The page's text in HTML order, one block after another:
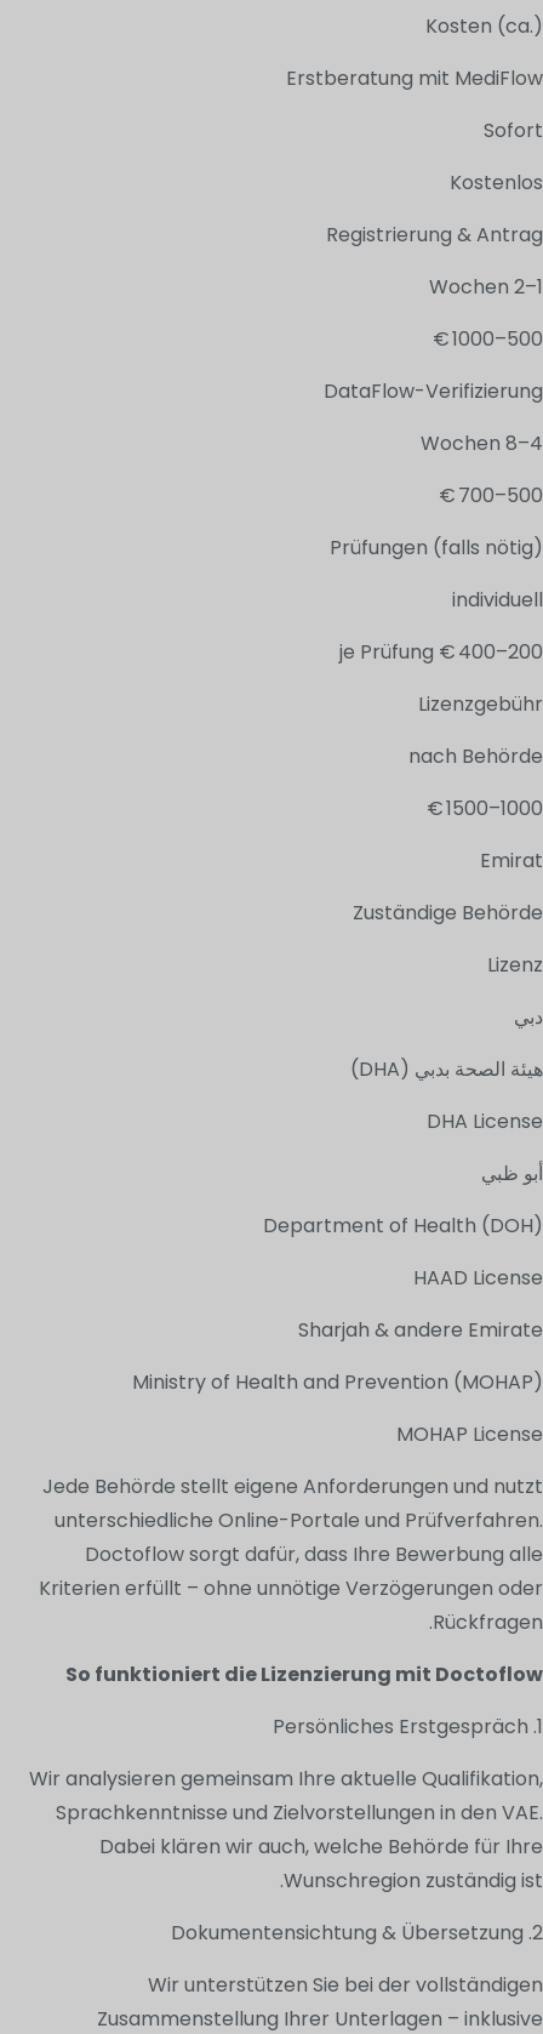
Kosten (ca.)
Erstberatung mit MediFlow
Sofort
Kostenlos
Registrierung & Antrag
1–2 Wochen
500–1000 €
DataFlow-Verifizierung
4–8 Wochen
500–700 €
Prüfungen (falls nötig)
individuell
200–400 € je Prüfung
Lizenzgebühr
nach Behörde
1000–1500 €
Emirat
Zuständige Behörde
Lizenz
دبي
هيئة الصحة بدبي (DHA)
DHA License
أبو ظبي
Department of Health (DOH)
HAAD License
Sharjah & andere Emirate
Ministry of Health and Prevention (MOHAP)
MOHAP License
Jede Behörde stellt eigene Anforderungen und nutzt
unterschiedliche Online-Portale und Prüfverfahren.
Doctoflow sorgt dafür, dass Ihre Bewerbung alle
Kriterien erfüllt – ohne unnötige Verzögerungen oder
Rückfragen.
So funktioniert die Lizenzierung mit Doctoflow
1. Persönliches Erstgespräch
Wir analysieren gemeinsam Ihre aktuelle Qualifikation,
Sprachkenntnisse und Zielvorstellungen in den VAE.
Dabei klären wir auch, welche Behörde für Ihre
Wunschregion zuständig ist.
2. Dokumentensichtung & Übersetzung
Wir unterstützen Sie bei der vollständigen
Zusammenstellung Ihrer Unterlagen – inklusive